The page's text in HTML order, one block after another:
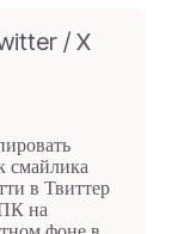
/ X